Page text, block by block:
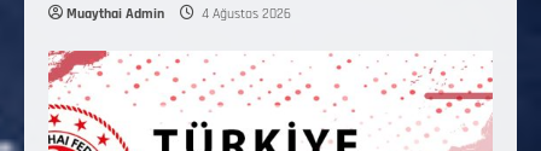
Muaythai Admin 4 Ağustos 2026